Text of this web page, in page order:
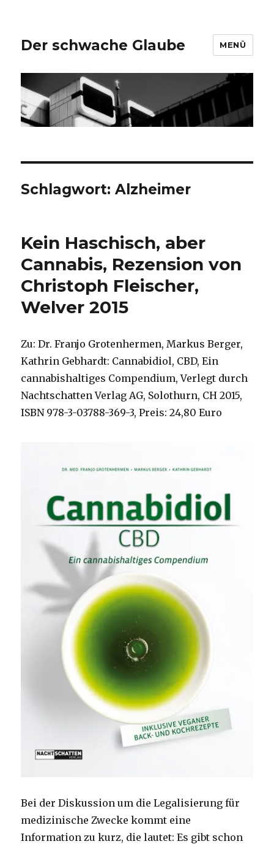
Der schwache Glaube MENÜ
Schlagwort:Alzheimer
Kein Haschisch, aber
Cannabis, Rezension von
Christoph Fleischer,
Welver 2015
Zu: Dr. Franjo Grotenhermen, Markus Berger,
Kathrin Gebhardt: Cannabidiol, CBD, Ein
cannabishaltiges Compendium, Verlegt durch
Nachtschatten Verlag AG, Solothurn, CH 2015,
ISBN 978-3-03788-369-3, Preis: 24,80 Euro
Bei der Diskussion um die Legalisierung für
medizinische Zwecke kommt eine
Information zu kurz, die lautet: Es gibt schon